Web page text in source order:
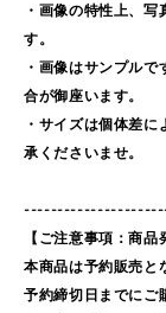
・画像の特性上、
す。
・画像はサンプル
合が御座います。
・サイズは個体差
承くださいませ。
【ご注意事項：商品
本商品は予約販売と
予約締切日までにご